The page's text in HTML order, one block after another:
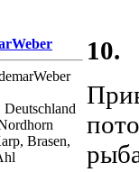
Deutschland
Brasen,
10.